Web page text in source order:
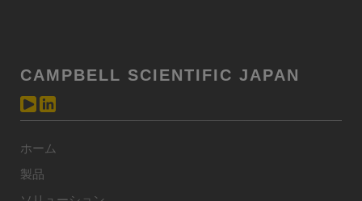
CAMPBELL SCIENTIFIC JAPAN
ホーム
製品